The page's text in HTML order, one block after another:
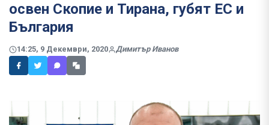
освен Скопие и Тирана, губят ЕС и
България
14:25, 9 Декември, 2020 Димитър Иванов